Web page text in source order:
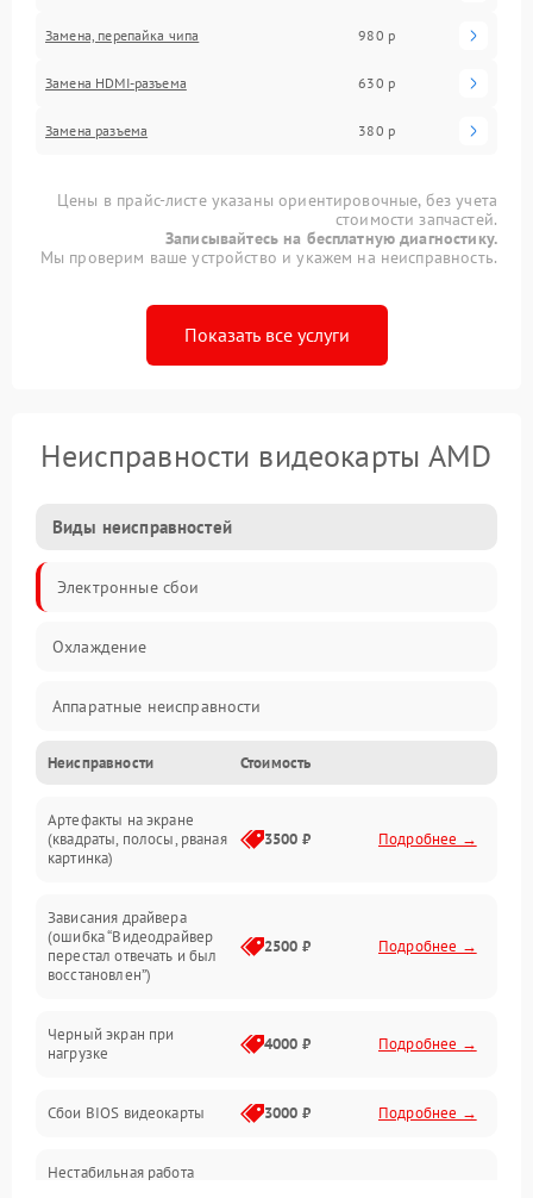
Замена, перепайка чипа 980 р
Замена HDMI-разъема 630 р
Замена разъема 380 р
Цены в прайс-листе указаны ориентировочные, без учета
стоимости запчастей.
Записывайтесь на бесплатную диагностику.
Мы проверим ваше устройство и укажем на неисправность.
Показать все услуги
Неисправности видеокарты AMD
Виды неисправностей
Электронные сбои
Охлаждение
Аппаратные неисправности
Перегрев и термопроблемы
Видео
Интерфейсные и коммуникационные проблемы
Электропитание
ПО
Электронные компоненты
Неисправности Стоимость
Артефакты на экране
(квадраты, полосы, рваная
картинка)
3500 ₽ Подробнее →
Зависания драйвера
(ошибка “Видеодрайвер
перестал отвечать и был
восстановлен”)
2500 ₽ Подробнее →
Черный экран при
нагрузке
4000 ₽ Подробнее →
Сбои BIOS видеокарты 3000 ₽ Подробнее →
Нестабильная работа